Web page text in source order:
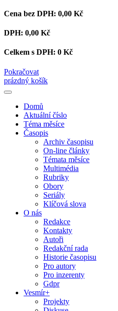
Cena bez DPH: 0,00 Kč
DPH: 0,00 Kč
Celkem s DPH: 0 Kč
Pokračovat
prázdný košík
Domů
Aktuální číslo
Téma měsíce
Časopis
Archiv časopisu
On-line články
Témata měsíce
Multimédia
Rubriky
Obory
Seriály
Klíčová slova
O nás
Redakce
Kontakty
Autoři
Redakční rada
Historie časopisu
Pro autory
Pro inzerenty
Gdpr
Vesmír+
Projekty